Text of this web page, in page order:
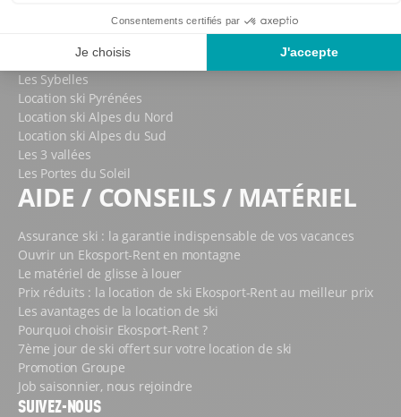
MASSIFS / DOMAINES
Les Sybelles
Location ski Pyrénées
Location ski Alpes du Nord
Location ski Alpes du Sud
Les 3 vallées
Les Portes du Soleil
AIDE / CONSEILS / MATÉRIEL
Assurance ski : la garantie indispensable de vos vacances
Ouvrir un Ekosport-Rent en montagne
Le matériel de glisse à louer
Prix réduits : la location de ski Ekosport-Rent au meilleur prix
Les avantages de la location de ski
Pourquoi choisir Ekosport-Rent ?
7ème jour de ski offert sur votre location de ski
Promotion Groupe
Job saisonnier, nous rejoindre
SUIVEZ-NOUS